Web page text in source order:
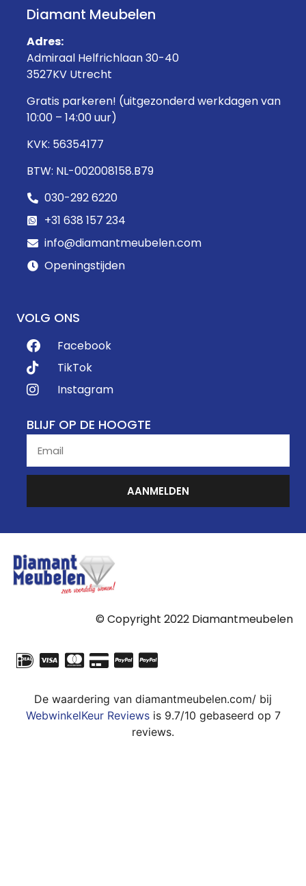
Diamant Meubelen
Adres:
Admiraal Helfrichlaan 30-40
3527KV Utrecht
Gratis parkeren! (uitgezonderd werkdagen van
10:00 – 14:00 uur)
KVK: 56354177
BTW: NL-002008158.B79
030-292 6220
+31 638 157 234
info@diamantmeubelen.com
Openingstijden
VOLG ONS
Facebook
TikTok
Instagram
BLIJF OP DE HOOGTE
AANMELDEN
© Copyright 2022 Diamantmeubelen
De waardering van diamantmeubelen.com/ bij
WebwinkelKeur Reviewsis 9.7/10 gebaseerd op 7
reviews.